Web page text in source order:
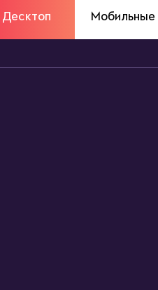
Десктоп Мобильные